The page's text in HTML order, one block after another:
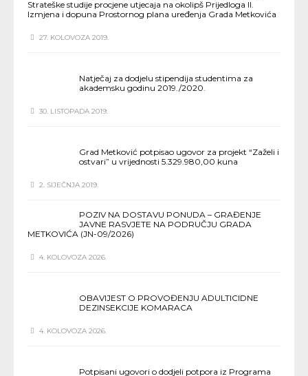
Strateške studije procjene utjecaja na okolipš Prijedloga II.
Izmjena i dopuna Prostornog plana uređenja Grada Metkovića
27. KOLOVOZA 2019.
Natječaj za dodjelu stipendija studentima za
akademsku godinu 2019./2020.
30. LISTOPADA 2019.
Grad Metković potpisao ugovor za projekt “Zaželi i
ostvari” u vrijednosti 5.329.980,00 kuna
2. SIJEČNJA 2019.
POZIV NA DOSTAVU PONUDA – GRAĐENJE
JAVNE RASVJETE NA PODRUČJU GRADA
METKOVIĆA (JN-09/2026)
4. KOLOVOZA 2026.
OBAVIJEST O PROVOĐENJU ADULTICIDNE
DEZINSEKCIJE KOMARACA
4. KOLOVOZA 2026.
Potpisani ugovori o dodjeli potpora iz Programa